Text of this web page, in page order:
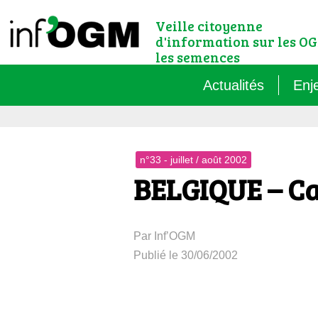
Veille citoyenne
d'information sur les
les semences
Actualités
Le
n°33 - juillet / août 2002
BELGIQUE –
Par Inf’OGM
Publié le 30/06/2002